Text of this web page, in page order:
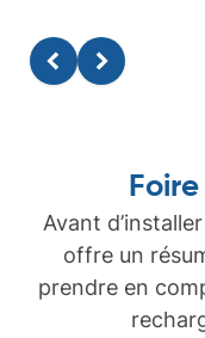
mauvais
Avant
offre un
prendre en